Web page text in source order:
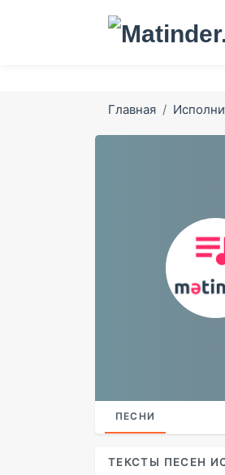
Главная
ПЕСНИ
ТЕКСТЫ ПЕСЕН